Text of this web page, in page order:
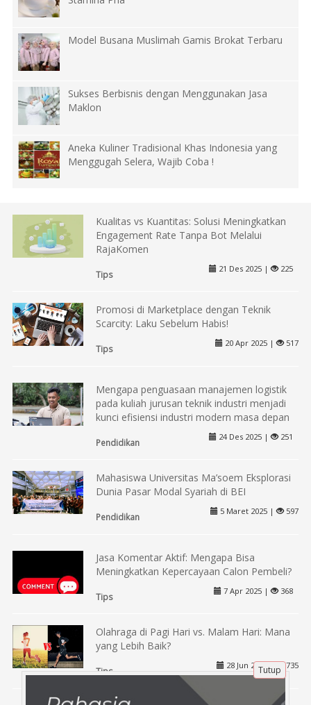
Model Busana Muslimah Gamis Brokat Terbaru
Sukses Berbisnis dengan Menggunakan Jasa
Maklon
Aneka Kuliner Tradisional Khas Indonesia yang
Menggugah Selera, Wajib Coba !
Kualitas vs Kuantitas: Solusi Meningkatkan
Engagement Rate Tanpa Bot Melalui
RajaKomen
Tips
21 Des 2025 | 225
Promosi di Marketplace dengan Teknik
Scarcity: Laku Sebelum Habis!
Tips
20 Apr 2025 | 517
Mengapa penguasaan manajemen logistik
pada kuliah jurusan teknik industri menjadi
kunci efisiensi industri modern masa depan
Pendidikan
24 Des 2025 | 251
Mahasiswa Universitas Ma’soem Eksplorasi
Dunia Pasar Modal Syariah di BEI
Pendidikan
5 Maret 2025 | 597
Jasa Komentar Aktif: Mengapa Bisa
Meningkatkan Kepercayaan Calon Pembeli?
Tips
7 Apr 2025 | 368
Olahraga di Pagi Hari vs. Malam Hari: Mana
yang Lebih Baik?
Tips
28 Jun 2024 | 735
Tutup